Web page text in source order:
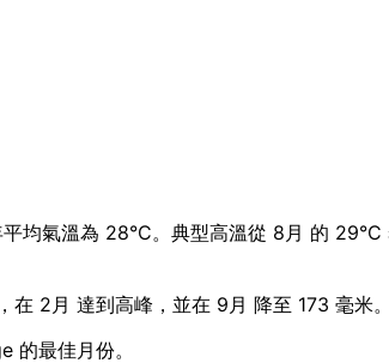
氣溫為 28°C。典型高溫從 8月 的 29°C
2月 達到高峰，並在 9月 降至 173 毫米
的最佳月份。